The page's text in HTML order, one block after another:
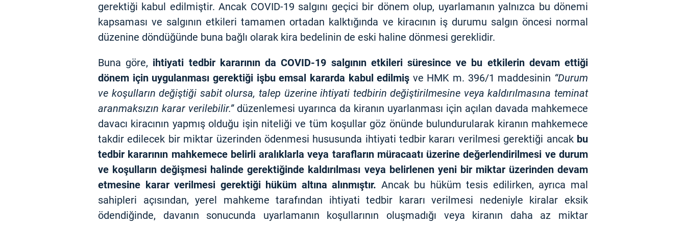
gerektiği kabul edilmiştir. Ancak COVID-19 salgını geçici bir dönem olup, uyarlamanın yalnızca bu dönemi
kapsaması ve salgının etkileri tamamen ortadan kalktığında ve kiracının iş durumu salgın öncesi normal
düzenine döndüğünde buna bağlı olarak kira bedelinin de eski haline dönmesi gereklidir.
Buna göre, ihtiyati tedbir kararının da COVID-19 salgının etkileri süresince ve bu etkilerin devam ettiği
dönem için uygulanması gerektiği işbu emsal kararda kabul edilmiş ve HMK m. 396/1 maddesinin “Durum
ve koşulların değiştiği sabit olursa, talep üzerine ihtiyati tedbirin değiştirilmesine veya kaldırılmasına teminat
aranmaksızın karar verilebilir.”düzenlemesi uyarınca da kiranın uyarlanması için açılan davada mahkemece
davacı kiracının yapmış olduğu işin niteliği ve tüm koşullar göz önünde bulundurularak kiranın mahkemece
takdir edilecek bir miktar üzerinden ödenmesi hususunda ihtiyati tedbir kararı verilmesi gerektiği ancak bu
tedbir kararının mahkemece belirli aralıklarla veya tarafların müracaatı üzerine değerlendirilmesi ve durum
ve koşulların değişmesi halinde gerektiğinde kaldırılması veya belirlenen yeni bir miktar üzerinden devam
etmesine karar verilmesi gerektiği hüküm altına alınmıştır. Ancak bu hüküm tesis edilirken, ayrıca mal
sahipleri açısından, yerel mahkeme tarafından ihtiyati tedbir kararı verilmesi nedeniyle kiralar eksik
ödendiğinde, davanın sonucunda uyarlamanın koşullarının oluşmadığı veya kiranın daha az miktar